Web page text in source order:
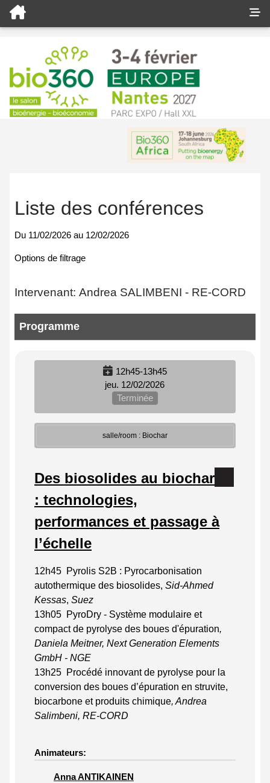
Liste des conférences
Du 11/02/2026 au 12/02/2026
Options de filtrage
Intervenant: Andrea SALIMBENI - RE-CORD
Programme
12h45-13h45
jeu. 12/02/2026
Terminée
salle/room : Biochar
Des biosolides au biochar
: technologies,
performances et passage à
l’échelle
12h45 Pyrolis S2B : Pyrocarbonisation
autothermique des biosolides, Sid-Ahmed
Kessas, Suez
13h05 PyroDry - Système modulaire et
compact de pyrolyse des boues d'épuration,
Daniela Meitner, Next Generation Elements
GmbH - NGE
13h25 Procédé innovant de pyrolyse pour la
conversion des boues d’épuration en struvite,
biocarbone et produits chimique, Andrea
Salimbeni, RE-CORD
Animateurs:
Anna ANTIKAINEN